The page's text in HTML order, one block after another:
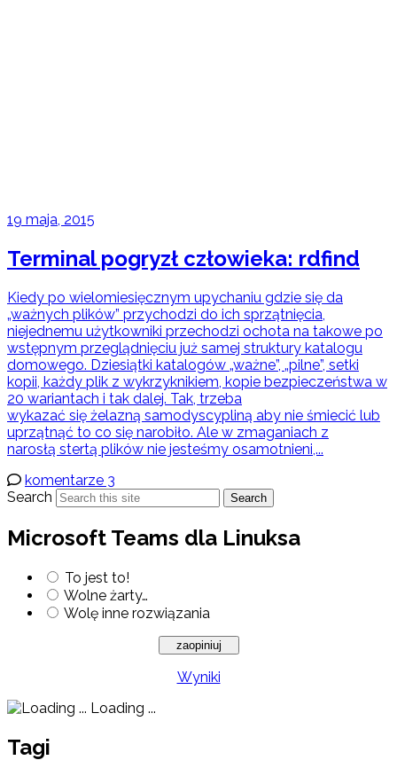
19 maja, 2015
Terminal pogryzł człowieka: rdfind
Kiedy po wielomiesięcznym upychaniu gdzie się da
„ważnych plików” przychodzi do ich sprzątnięcia,
niejednemu użytkowniki przechodzi ochota na takowe po
wstępnym przeglądnięciu już samej struktury katalogu
domowego. Dziesiątki katalogów „ważne”, „pilne”, setki
kopii, każdy plik z wykrzyknikiem, kopie bezpieczeństwa w
20 wariantach i tak dalej. Tak, trzeba
wykazać się żelazną samodyscypliną aby nie śmiecić lub
uprzątnąć to co się narobiło. Ale w zmaganiach z
narosłą stertą plików nie jesteśmy osamotnieni,...
komentarze 3
Search
Search
Microsoft Teams dla Linuksa
To jest to!
Wolne żarty…
Wolę inne rozwiązania
Wyniki
Loading ...
Tagi